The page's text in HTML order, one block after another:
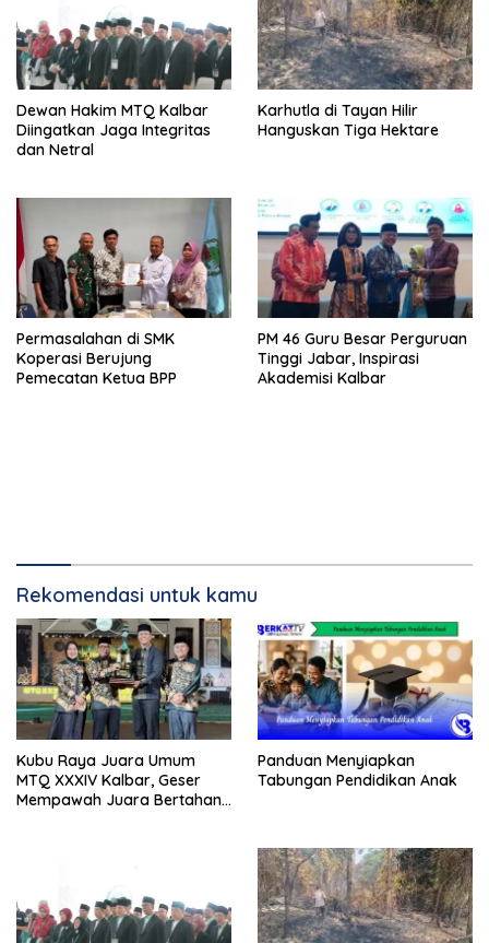
Dewan Hakim MTQ Kalbar
Diingatkan Jaga Integritas
dan Netral
Karhutla di Tayan Hilir
Hanguskan Tiga Hektare
Permasalahan di SMK
Koperasi Berujung
Pemecatan Ketua BPP
PM 46 Guru Besar Perguruan
Tinggi Jabar, Inspirasi
Akademisi Kalbar
Rekomendasi untuk kamu
Kubu Raya Juara Umum
MTQ XXXIV Kalbar, Geser
Mempawah Juara Bertahan
Panduan Menyiapkan
Tabungan Pendidikan Anak